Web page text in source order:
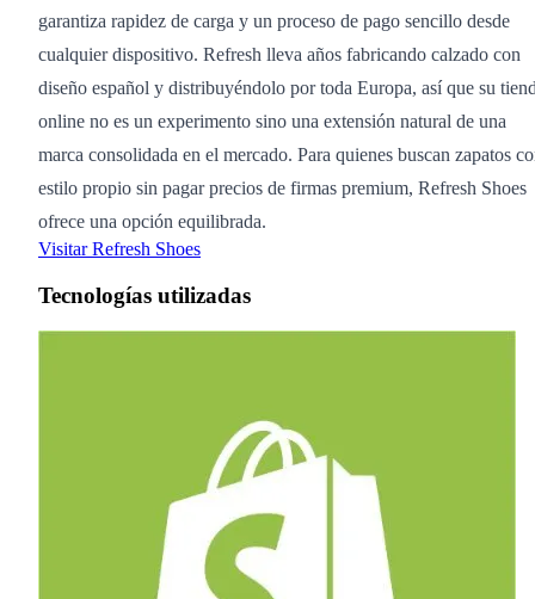
garantiza rapidez de carga y un proceso de pago sencillo desde
cualquier dispositivo. Refresh lleva años fabricando calzado con
diseño español y distribuyéndolo por toda Europa, así que su
online no es un experimento sino una extensión natural de una
marca consolidada en el mercado. Para quienes buscan zapatos
estilo propio sin pagar precios de firmas premium, Refresh Shoes
ofrece una opción equilibrada.
Visitar Refresh Shoes
Tecnologías utilizadas